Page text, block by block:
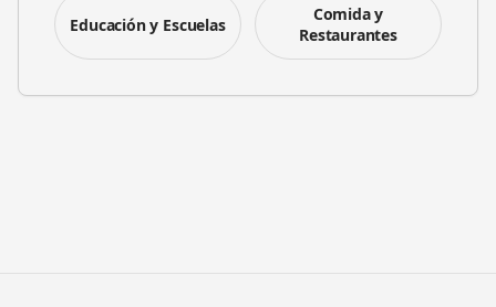
Educación y Escuelas
Comida y
Restaurantes